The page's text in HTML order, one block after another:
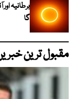
گا
مقبول ترین